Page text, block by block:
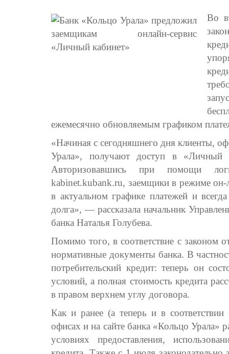
Во
ежемесячно обновляемым графиком
«Начиная с сегодняшнего дня клиенты,
Урала», получают доступ в «Личный
Авторизовавшись при помощи
kabinet.kubank.ru, заемщики в режиме он-
в актуальном графике платежей и
долга», — рассказала начальник
банка Наталья Голубева.
Помимо того, в соответствие с законом
нормативные документы банка. В
потребительский кредит: теперь он
условий, а полная стоимость кредита
в правом верхнем углу договора.
Как и ранее (а теперь и в
офисах и на сайте банка «Кольцо Урала»
условиях предоставления,